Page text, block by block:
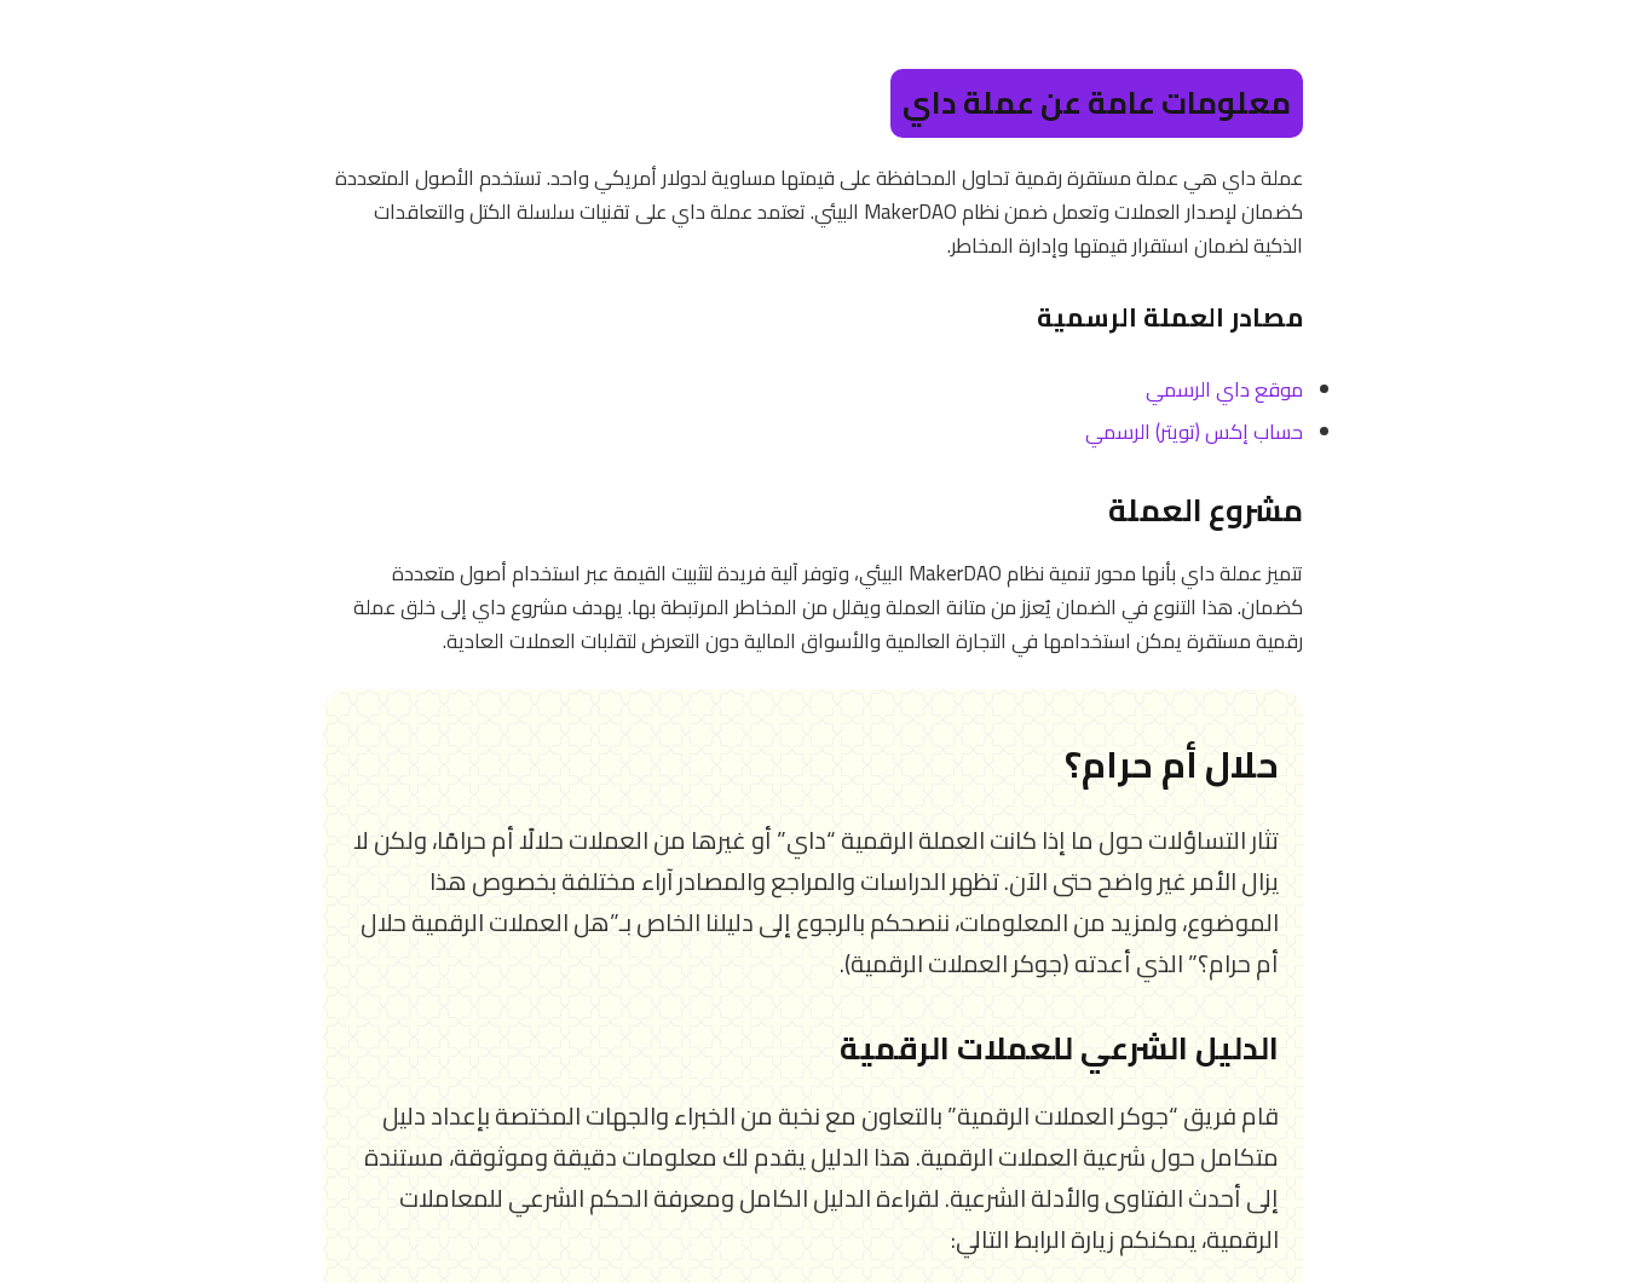
معلومات عامة عن عملة داي
عملة داي هي عملة مستقرة رقمية تحاول المحافظة على قيمتها مساوية لدولار أمريكي واحد. تستخدم الأصول المتعددة
كضمان لإصدار العملات وتعمل ضمن نظام MakerDAO البيئي. تعتمد عملة داي على تقنيات سلسلة الكتل والتعاقدات
الذكية لضمان استقرار قيمتها وإدارة المخاطر.
مصادر العملة الرسمية
موقع داي الرسمي
حساب إكس (تويتر) الرسمي
مشروع العملة
تتميز عملة داي بأنها محور تنمية نظام MakerDAO البيئي، وتوفر آلية فريدة لتثبيت القيمة عبر استخدام أصول متعددة
كضمان. هذا التنوع في الضمان يُعزز من متانة العملة ويقلل من المخاطر المرتبطة بها. يهدف مشروع داي إلى خلق عملة
رقمية مستقرة يمكن استخدامها في التجارة العالمية والأسواق المالية دون التعرض لتقلبات العملات العادية.
حلال أم حرام؟
تثار التساؤلات حول ما إذا كانت العملة الرقمية “داي” أو غيرها من العملات حلالًا أم حرامًا، ولكن لا
يزال الأمر غير واضح حتى الآن. تظهر الدراسات والمراجع والمصادر آراء مختلفة بخصوص هذا
الموضوع، ولمزيد من المعلومات، ننصحكم بالرجوع إلى دليلنا الخاص بـ”هل العملات الرقمية حلال
أم حرام؟” الذي أعدته (جوكر العملات الرقمية).
الدليل الشرعي للعملات الرقمية
قام فريق “جوكر العملات الرقمية” بالتعاون مع نخبة من الخبراء والجهات المختصة بإعداد دليل
متكامل حول شرعية العملات الرقمية. هذا الدليل يقدم لك معلومات دقيقة وموثوقة، مستندة
إلى أحدث الفتاوى والأدلة الشرعية. لقراءة الدليل الكامل ومعرفة الحكم الشرعي للمعاملات
الرقمية، يمكنكم زيارة الرابط التالي: